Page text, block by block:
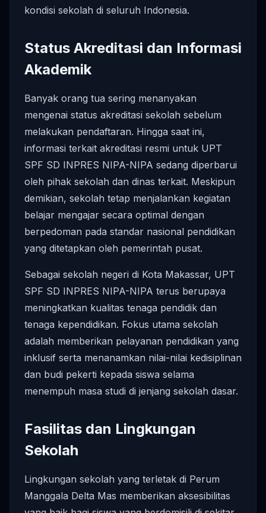
kondisi sekolah di seluruh Indonesia.
Status Akreditasi dan Informasi
Akademik
Banyak orang tua sering menanyakan
mengenai status akreditasi sekolah sebelum
melakukan pendaftaran. Hingga saat ini,
informasi terkait akreditasi resmi untuk UPT
SPF SD INPRES NIPA-NIPA sedang diperbarui
oleh pihak sekolah dan dinas terkait. Meskipun
demikian, sekolah tetap menjalankan kegiatan
belajar mengajar secara optimal dengan
berpedoman pada standar nasional pendidikan
yang ditetapkan oleh pemerintah pusat.
Sebagai sekolah negeri di Kota Makassar, UPT
SPF SD INPRES NIPA-NIPA terus berupaya
meningkatkan kualitas tenaga pendidik dan
tenaga kependidikan. Fokus utama sekolah
adalah memberikan pelayanan pendidikan yang
inklusif serta menanamkan nilai-nilai kedisiplinan
dan budi pekerti kepada siswa selama
menempuh masa studi di jenjang sekolah dasar.
Fasilitas dan Lingkungan
Sekolah
Lingkungan sekolah yang terletak di Perum
Manggala Delta Mas memberikan aksesibilitas